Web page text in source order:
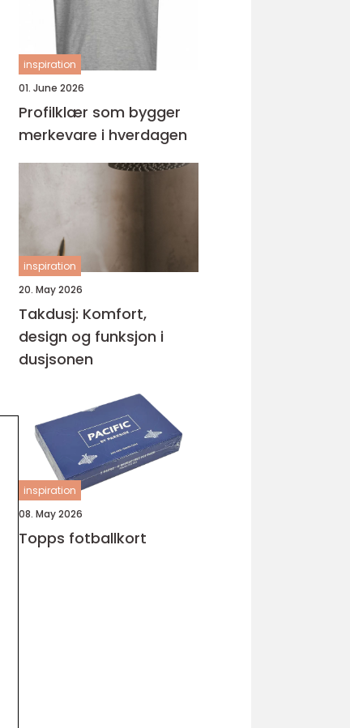
inspiration
01. June 2026
Profilklær som bygger
merkevare i hverdagen
inspiration
20. May 2026
Takdusj: Komfort,
design og funksjon i
dusjsonen
inspiration
08. May 2026
Topps fotballkort